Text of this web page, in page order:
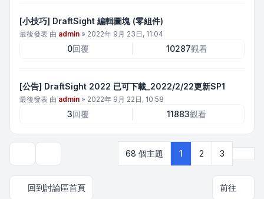
[小技巧] DraftSight 編輯圖塊 (零組件)
最後發表 由 admin » 2022年 9月 23日, 11:04
0回覆 10287觀看
[公告] DraftSight 2022 已可下載_2022/2/22更新SP1
最後發表 由 admin » 2022年 9月 22日, 10:58
3回覆 11883觀看
68 個主題 1 2 3
回到討論區首頁 前往